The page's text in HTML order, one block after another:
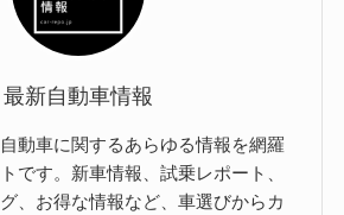
最新自動車情報
動車に関するあらゆる情報を網羅
です。新車情報、試乗レポート、
、お得な情報など、車選びからカ